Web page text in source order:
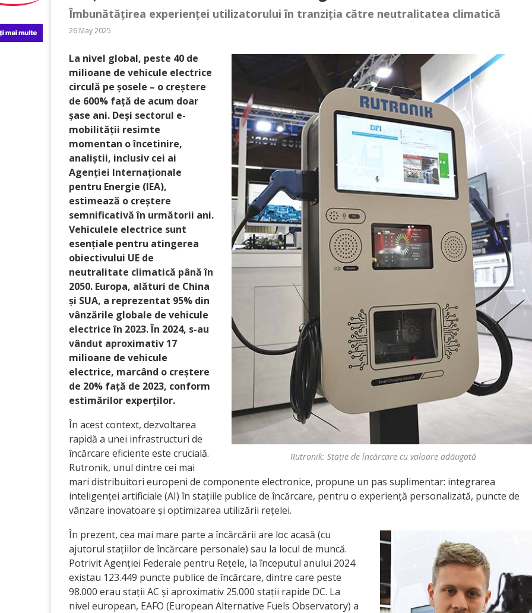
Îmbunătățirea experienței utilizatorului în tranziția către neutralitatea climatică
26 May 2025
Rutronik: Stație de încărcare cu valoare adăugată
La nivel global, peste 40 de
milioane de vehicule electrice
circulă pe șosele – o creștere
de 600% față de acum doar
șase ani. Deși sectorul e-
mobilității resimte
momentan o încetinire,
analiștii, inclusiv cei ai
Agenției Internaționale
pentru Energie (IEA),
estimează o creștere
semnificativă în următorii ani.
Vehiculele electrice sunt
esențiale pentru atingerea
obiectivului UE de
neutralitate climatică până în
2050. Europa, alături de China
și SUA, a reprezentat 95% din
vânzările globale de vehicule
electrice în 2023. În 2024, s-au
vândut aproximativ 17
milioane de vehicule
electrice, marcând o creștere
de 20% față de 2023, conform
estimărilor experților.
În acest context, dezvoltarea
rapidă a unei infrastructuri de
încărcare eficiente este crucială.
Rutronik, unul dintre cei mai
mari distribuitori europeni de componente electronice, propune un pas suplimentar: integrarea
inteligenței artificiale (AI) în stațiile publice de încărcare, pentru o experiență personalizată, puncte de
vânzare inovatoare și optimizarea utilizării rețelei.
În prezent, cea mai mare parte a încărcării are loc acasă (cu
ajutorul stațiilor de încărcare personale) sau la locul de muncă.
Potrivit Agenției Federale pentru Rețele, la începutul anului 2024
existau 123.449 puncte publice de încărcare, dintre care peste
98.000 erau stații AC și aproximativ 25.000 stații rapide DC. La
nivel european, EAFO (European Alternative Fuels Observatory) a